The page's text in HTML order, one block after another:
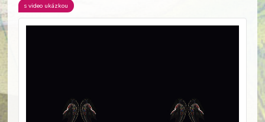
s video ukázkou